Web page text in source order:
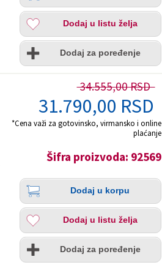
korpu
Dodaj
listu
želja
Dodaj u listu želja
Uporedi
Dodaj za poređenje
34.555,00 RSD
31.790,00 RSD
*Cena važi za gotovinsko, virmansko i online
plaćanje
Šifra proizvoda: 92569
Količina
Dodaj
korpu
Dodaj u korpu
Dodaj
listu
želja
Dodaj u listu želja
Uporedi
Dodaj za poređenje